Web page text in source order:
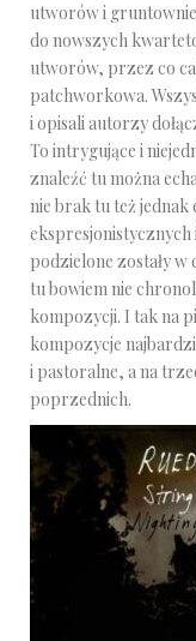
utworów i
do nowszych
utworów, przez co
patchworkowa.
i opisali autorzy
To intrygujące i
znaleźć tu można
nie brak tu też jednak
podzielone zostały
tu bowiem nie
kompozycji. I tak na
kompozycje
i pastoralne, a na
poprzednich.